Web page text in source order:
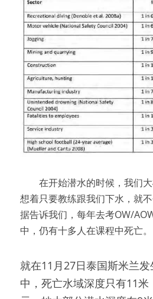
在开始潜水的时候，我们大
想着只要教练跟我们下水，就
据告诉我们，每年去考OW/
中，仍有十多人在课程中死亡。
就在11月27日泰国斯米兰
中，死亡水域深度只有11